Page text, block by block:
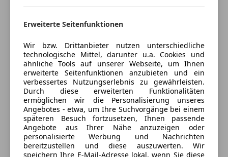
Fahrerairbag
Fernlichtassistent
Geschwindigkeits-begrenzungsanlage
LED-Scheinwerfer
LED-Tagfahrlicht
Notbremsassistent
Notrufsystem
Reifendruckkontrollsystem
Spurhalteassistent
Totwinkel-Assistent
Verkehrszeichenerkennung
Park-Paket mit 360°-Kamera
Night-Paket
Memory-Paket
Fahrassistenz-Paket
Fondgurt-Statusanzeige im Instrumenten-Display
Automatische Beifahrerairbag-Abschaltung
MBUX Augmented Reality für Navigation
4-Wege-Lordosenstütze
AMG Fußmatten
Bremsanlage mit größeren Bremsscheiben an der
anpassen
Auto einfach online versichern & Rabatt holen
Jetzt berechnen
Verkäufer Händler
Erweiterte Seitenfunktionen
Wir bzw. Drittanbieter nutzen unterschiedliche
technologische Mittel, darunter u.a. Cookies und
ähnliche Tools auf unserer Webseite, um Ihnen
erweiterte Seitenfunktionen anzubieten und ein
verbessertes Nutzungserlebnis zu gewährleisten.
Durch diese erweiterten Funktionalitäten
ermöglichen wir die Personalisierung unseres
Angebotes - etwa, um Ihre Suchvorgänge bei einem
späteren Besuch fortzusetzen, Ihnen passende
Angebote aus Ihrer Nähe anzuzeigen oder
personalisierte Werbung und Nachrichten
bereitzustellen und diese auszuwerten. Wir
speichern Ihre E-Mail-Adresse lokal, wenn Sie diese